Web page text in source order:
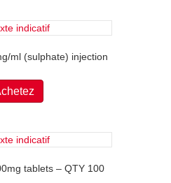
ml (sulphate) injection
tablets – QTY 100